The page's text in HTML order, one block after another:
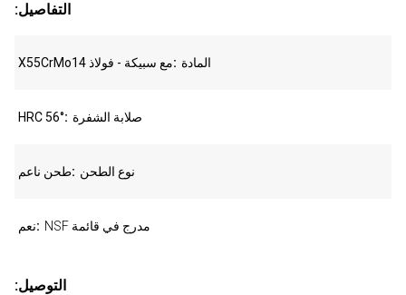
:التفاصيل
X55CrMo14 مع سبيكة - فولاذ المادة
HRC 56° صلابة الشفرة
طحن ناعم نوع الطحن
نعم NSF مدرج في قائمة
:التوصيل